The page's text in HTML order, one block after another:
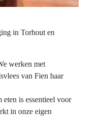
in Torhout en
werken met
van Fien haar
is essentieel voor
in onze eigen